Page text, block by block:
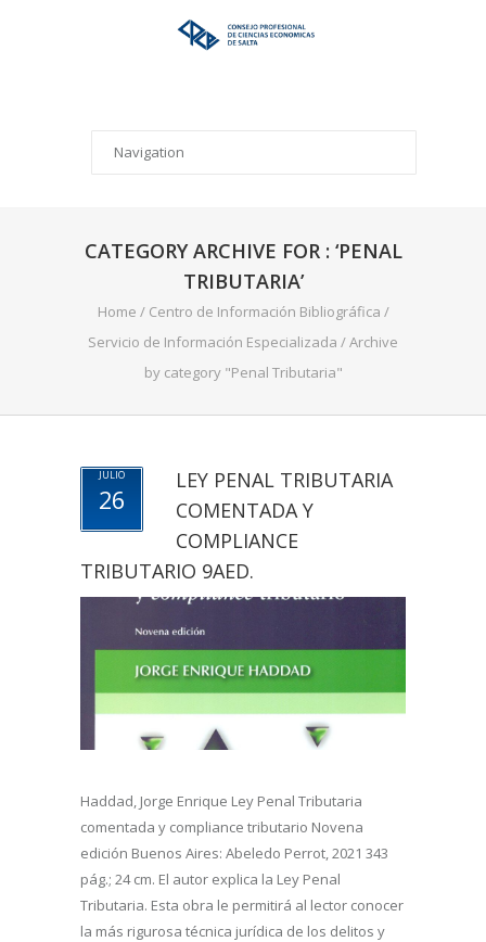
CATEGORY ARCHIVE FOR : ‘PENAL
TRIBUTARIA’
Home / Centro de Información Bibliográfica /
Servicio de Información Especializada /Archive
by category "Penal Tributaria"
JULIO
26
LEY PENAL TRIBUTARIA
COMENTADA Y
COMPLIANCE
TRIBUTARIO 9AED.
Haddad, Jorge Enrique Ley Penal Tributaria
comentada y compliance tributario Novena
edición Buenos Aires: Abeledo Perrot, 2021 343
pág.; 24 cm. El autor explica la Ley Penal
Tributaria. Esta obra le permitirá al lector conocer
la más rigurosa técnica jurídica de los delitos y